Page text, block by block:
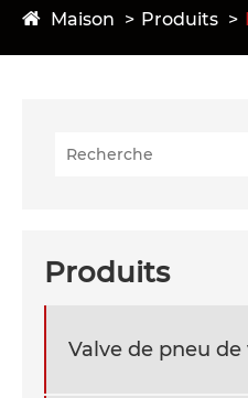
Maison Produits
Produits
Valve de pneu